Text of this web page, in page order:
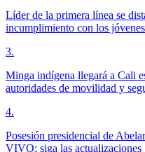
Líder de la primera línea se
incumplimiento con los jóvenes
3.
Minga indígena llegará a Cali
autoridades de movilidad y
4.
Posesión presidencial de
VIVO; siga las actualizaciones